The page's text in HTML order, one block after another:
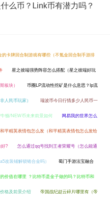
么币？Link币有潜力吗？
的卡牌回合制游戏有哪些（不氪金回合制手游排
星之彼端强势阵容怎么搭配（星之彼端好玩
板块） 币圈LP流动性挖矿是什么意思？lp流
人民币玩家） 瑞波币今日行情多少人民币一
顿/NEW币未来前景如何 网易我的世界怎么
和平精英表情包怎么发（和平精英表情包怎么发给
好? 怎么通过qq号找到王者荣耀号（怎么能通
改装铺解锁铬合金吗） 蜀门手游法宝融合
价值在哪里 ？比特币是金子做的吗？比特币和
格及前景介绍 帝国战纪赵云碎片哪里有（帝